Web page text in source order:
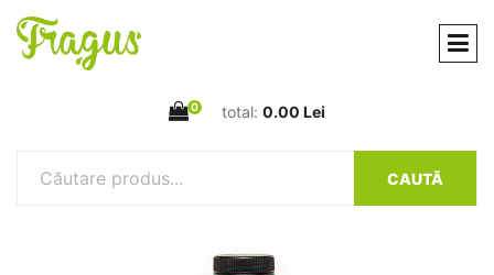
0 total: 0.00 Lei
CAUTĂ